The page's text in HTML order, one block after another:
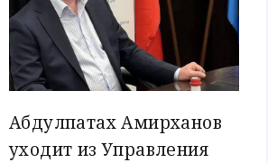
Абдулпатах Амирханов
уходит из Управления